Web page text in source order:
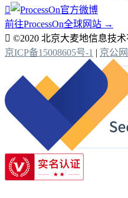

前往ProcessOn全球网站 →
 ©2020 北京大麦地信息技术
京ICP备15008605号-1 | 京公